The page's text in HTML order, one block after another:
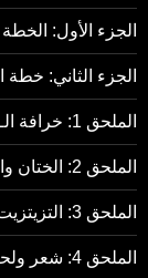
الجزء الأول:
الجزء الثاني: خطة
الملحق 1: خرافة الـ613 وصية
الملحق 2: الختان والمسيحي
الملحق 3: التزيتزيت (الأهداب، الخيوط، الشُرابات)
الملحق 4: شعر ولحية المسيحي